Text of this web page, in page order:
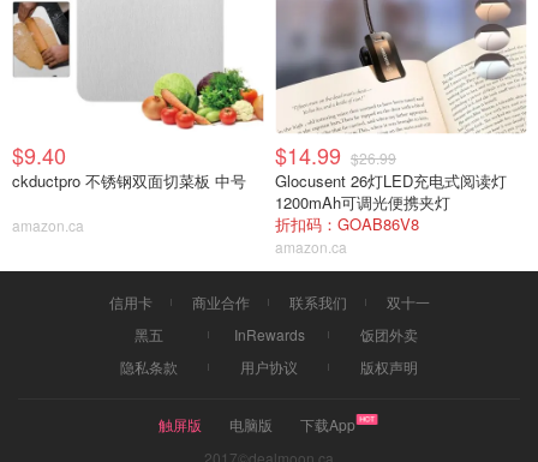
$9.40
ckductpro 不锈钢双面切菜板 中号
amazon.ca
$14.99 $26.99
Glocusent 26灯LED充电式阅读灯
1200mAh可调光便携夹灯
折扣码：GOAB86V8
amazon.ca
信用卡 商业合作 联系我们
双十一
黑五
InRewards
饭团外卖
隐私条款
用户协议 版权声明
触屏版 电脑版
下载App
2017©dealmoon.ca